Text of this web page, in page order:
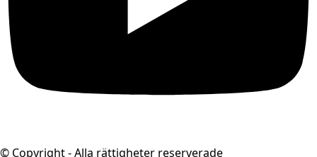
© Copyright - Alla rättigheter reserverade